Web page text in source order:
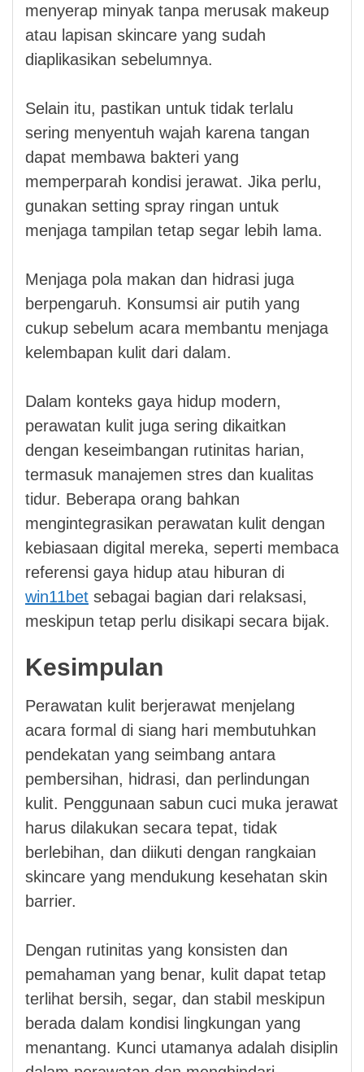
menyerap minyak tanpa merusak makeup
atau lapisan skincare yang sudah
diaplikasikan sebelumnya.
Selain itu, pastikan untuk tidak terlalu
sering menyentuh wajah karena tangan
dapat membawa bakteri yang
memperparah kondisi jerawat. Jika perlu,
gunakan setting spray ringan untuk
menjaga tampilan tetap segar lebih lama.
Menjaga pola makan dan hidrasi juga
berpengaruh. Konsumsi air putih yang
cukup sebelum acara membantu menjaga
kelembapan kulit dari dalam.
Dalam konteks gaya hidup modern,
perawatan kulit juga sering dikaitkan
dengan keseimbangan rutinitas harian,
termasuk manajemen stres dan kualitas
tidur. Beberapa orang bahkan
mengintegrasikan perawatan kulit dengan
kebiasaan digital mereka, seperti membaca
referensi gaya hidup atau hiburan di
win11bet sebagai bagian dari relaksasi,
meskipun tetap perlu disikapi secara bijak.
Kesimpulan
Perawatan kulit berjerawat menjelang
acara formal di siang hari membutuhkan
pendekatan yang seimbang antara
pembersihan, hidrasi, dan perlindungan
kulit. Penggunaan sabun cuci muka jerawat
harus dilakukan secara tepat, tidak
berlebihan, dan diikuti dengan rangkaian
skincare yang mendukung kesehatan skin
barrier.
Dengan rutinitas yang konsisten dan
pemahaman yang benar, kulit dapat tetap
terlihat bersih, segar, dan stabil meskipun
berada dalam kondisi lingkungan yang
menantang. Kunci utamanya adalah disiplin